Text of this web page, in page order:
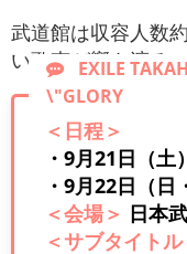
武道館は収容人数
い歌声が響き渡る
EXILE
\"GLORY
＜日程＞
・9月21日（
・9月22日（
＜会場＞ 日本
＜サブタイトル